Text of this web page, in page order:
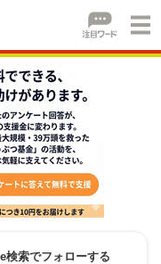
検索でフォローする